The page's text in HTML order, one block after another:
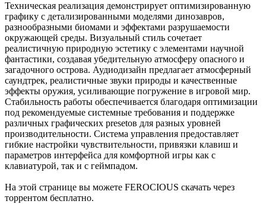
Техническая реализация демонстрирует оптимизированную
графику с детализированными моделями динозавров,
разнообразными биомами и эффектами разрушаемости
окружающей среды. Визуальный стиль сочетает
реалистичную природную эстетику с элементами научной
фантастики, создавая убедительную атмосферу опасного и
загадочного острова. Аудиодизайн предлагает атмосферный
саундтрек, реалистичные звуки природы и качественные
эффекты оружия, усиливающие погружение в игровой мир.
Стабильность работы обеспечивается благодаря оптимизации
под рекомендуемые системные требования и поддержке
различных графических presetов для разных уровней
производительности. Система управления предоставляет
гибкие настройки чувствительности, привязки клавиш и
параметров интерфейса для комфортной игры как с
клавиатурой, так и с геймпадом.
На этой странице вы можете FEROCIOUS скачать через
торрентом бесплатно.